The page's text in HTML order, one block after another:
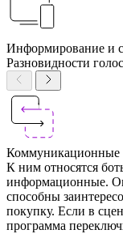
Информирование и
Разновидности
Коммуникационные
К ним относятся
информационные.
способны
покупку. Если в
программа